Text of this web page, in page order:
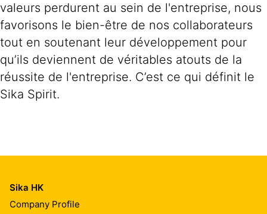
valeurs perdurent au sein de l'entreprise, nous
favorisons le bien-être de nos collaborateurs
tout en soutenant leur développement pour
qu’ils deviennent de véritables atouts de la
réussite de l'entreprise. C’est ce qui définit le
Sika Spirit.
Sika HK
Company Profile